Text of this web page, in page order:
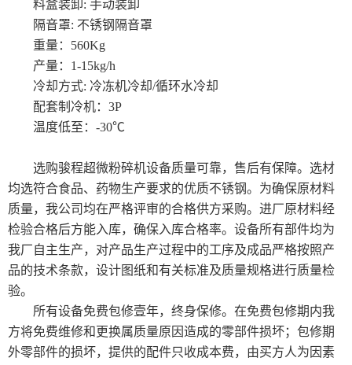
料盒装卸: 手动装卸
隔音罩: 不锈钢隔音罩
重量：560Kg
产量：1-15kg/h
冷却方式: 冷冻机冷却/循环水冷却
配套制冷机：3P
温度低至：-30℃
选购骏程超微粉碎机设备质量可靠，售后有保障。选材
均选符合食品、药物生产要求的优质不锈钢。为确保原材料
质量，我公司均在严格评审的合格供方采购。进厂原材料经
检验合格后方能入库，确保入库合格率。设备所有部件均为
我厂自主生产，对产品生产过程中的工序及成品严格按照产
品的技术条款，设计图纸和有关标准及质量规格进行质量检
验。
所有设备免费包修壹年，终身保修。在免费包修期内我
方将免费维修和更换属质量原因造成的零部件损坏；包修期
外零部件的损坏，提供的配件只收成本费，由买方人为因素